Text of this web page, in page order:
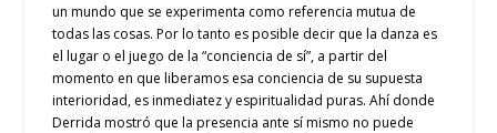
un mundo que se experimenta como referencia mutua de
todas las cosas. Por lo tanto es posible decir que la danza es
el lugar o el juego de la “conciencia de sí”, a partir del
momento en que liberamos esa conciencia de su supuesta
interioridad, es inmediatez y espiritualidad puras. Ahí donde
Derrida mostró que la presencia ante sí mismo no puede